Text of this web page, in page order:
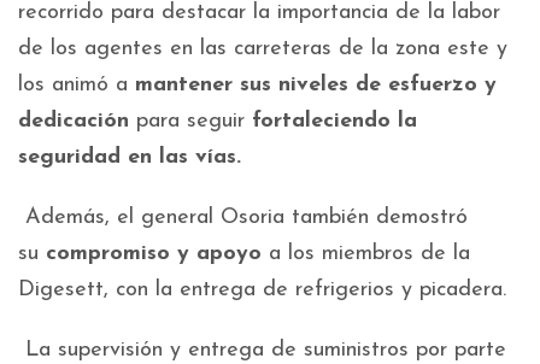
recorrido para destacar la importancia de la labor
de los agentes en las carreteras de la zona este y
los animó a mantener sus niveles de esfuerzo y
dedicación para seguir fortaleciendo la
seguridad en las vías.
Además, el general Osoria también demostró
su compromiso y apoyo a los miembros de la
Digesett, con la entrega de refrigerios y picadera.
La supervisión y entrega de suministros por parte